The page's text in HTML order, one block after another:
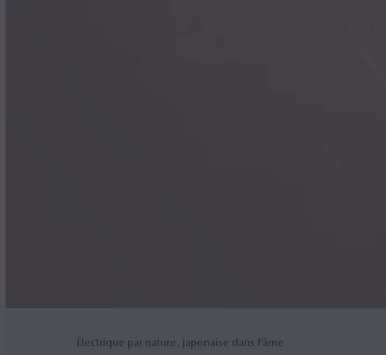
Électrique par nature, japonaise dans l’âme